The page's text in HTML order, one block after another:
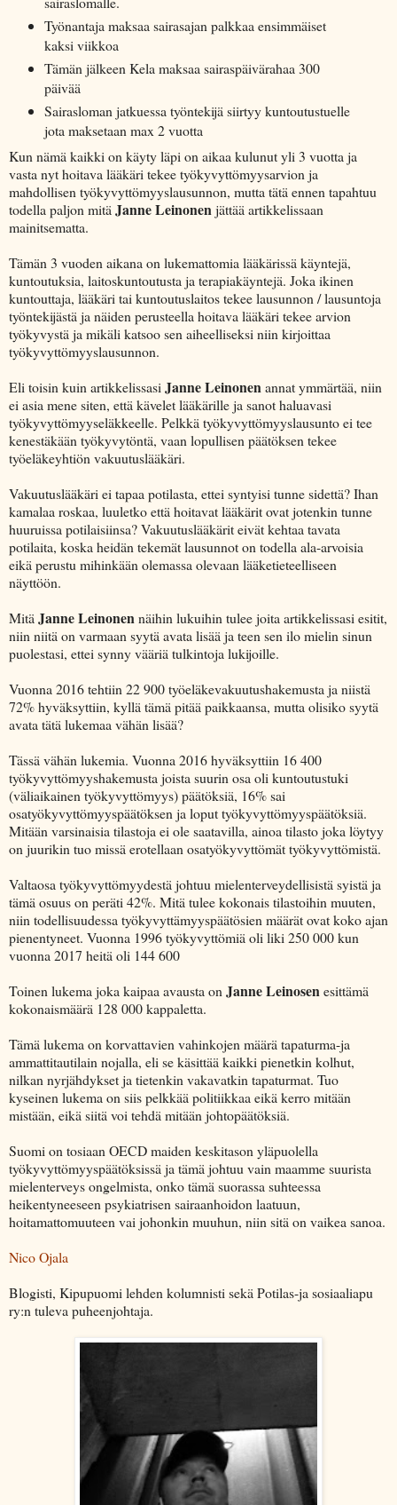
Työnantaja maksaa sairasajan palkkaa ensimmäiset
kaksi viikkoa
Tämän jälkeen Kela maksaa sairaspäivärahaa 300
päivää
Sairasloman jatkuessa työntekijä siirtyy kuntoutustuelle
jota maksetaan max 2 vuotta
Kun nämä kaikki on käyty läpi on aikaa kulunut yli 3 vuotta ja
vasta nyt hoitava lääkäri tekee työkyvyttömyysarvion ja
mahdollisen työkyvyttömyyslausunnon, mutta tätä ennen tapahtuu
todella paljon mitä Janne Leinonen jättää artikkelissaan
mainitsematta.
Tämän 3 vuoden aikana on lukemattomia lääkärissä käyntejä,
kuntoutuksia, laitoskuntoutusta ja terapiakäyntejä. Joka ikinen
kuntouttaja, lääkäri tai kuntoutuslaitos tekee lausunnon / lausuntoja
työntekijästä ja näiden perusteella hoitava lääkäri tekee arvion
työkyvystä ja mikäli katsoo sen aiheelliseksi niin kirjoittaa
työkyvyttömyyslausunnon.
Eli toisin kuin artikkelissasi Janne Leinonen annat ymmärtää, niin
ei asia mene siten, että kävelet lääkärille ja sanot haluavasi
työkyvyttömyyseläkkeelle. Pelkkä työkyvyttömyyslausunto ei tee
kenestäkään työkyvytöntä, vaan lopullisen päätöksen tekee
työeläkeyhtiön vakuutuslääkäri.
Vakuutuslääkäri ei tapaa potilasta, ettei syntyisi tunne sidettä? Ihan
kamalaa roskaa, luuletko että hoitavat lääkärit ovat jotenkin tunne
huuruissa potilaisiinsa? Vakuutuslääkärit eivät kehtaa tavata
potilaita, koska heidän tekemät lausunnot on todella ala-arvoisia
eikä perustu mihinkään olemassa olevaan lääketieteelliseen
näyttöön.
Mitä Janne Leinonen näihin lukuihin tulee joita artikkelissasi esitit,
niin niitä on varmaan syytä avata lisää ja teen sen ilo mielin sinun
puolestasi, ettei synny vääriä tulkintoja lukijoille.
Vuonna 2016 tehtiin 22 900 työeläkevakuutushakemusta ja niistä
72% hyväksyttiin, kyllä tämä pitää paikkaansa, mutta olisiko syytä
avata tätä lukemaa vähän lisää?
Tässä vähän lukemia. Vuonna 2016 hyväksyttiin 16 400
työkyvyttömyyshakemusta joista suurin osa oli kuntoutustuki
(väliaikainen työkyvyttömyys) päätöksiä, 16% sai
osatyökyvyttömyyspäätöksen ja loput työkyvyttömyyspäätöksiä.
Mitään varsinaisia tilastoja ei ole saatavilla, ainoa tilasto joka löytyy
on juurikin tuo missä erotellaan osatyökyvyttömät työkyvyttömistä.
Valtaosa työkyvyttömyydestä johtuu mielenterveydellisistä syistä ja
tämä osuus on peräti 42%. Mitä tulee kokonais tilastoihin muuten,
niin todellisuudessa työkyvyttämyyspäätösien määrät ovat koko ajan
pienentyneet. Vuonna 1996 työkyvyttömiä oli liki 250 000 kun
vuonna 2017 heitä oli 144 600
Toinen lukema joka kaipaa avausta on Janne Leinosen esittämä
kokonaismäärä 128 000 kappaletta.
Tämä lukema on korvattavien vahinkojen määrä tapaturma-ja
ammattitautilain nojalla, eli se käsittää kaikki pienetkin kolhut,
nilkan nyrjähdykset ja tietenkin vakavatkin tapaturmat. Tuo
kyseinen lukema on siis pelkkää politiikkaa eikä kerro mitään
mistään, eikä siitä voi tehdä mitään johtopäätöksiä.
Suomi on tosiaan OECD maiden keskitason yläpuolella
työkyvyttömyyspäätöksissä ja tämä johtuu vain maamme suurista
mielenterveys ongelmista, onko tämä suorassa suhteessa
heikentyneeseen psykiatrisen sairaanhoidon laatuun,
hoitamattomuuteen vai johonkin muuhun, niin sitä on vaikea sanoa.
Nico Ojala
Blogisti, Kipupuomi lehden kolumnisti sekä Potilas-ja sosiaaliapu
ry:n tuleva puheenjohtaja.